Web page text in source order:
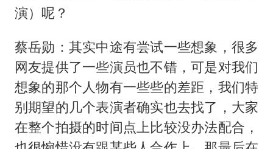
演）呢？
蔡岳勋：其实中途有尝试一些想象，很多
网友提供了一些演员也不错，可是对我们
想象的那个人物有一些些的差距，我们特
别期望的几个表演者确实也去找了，大家
在整个拍摄的时间点上比较没办法配合，